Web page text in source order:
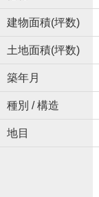
建物面積(坪数)
土地面積(坪数)
築年月
種別 / 構造
地目